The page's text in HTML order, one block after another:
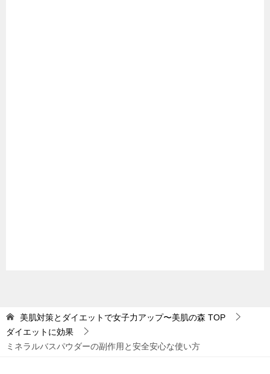
美肌対策とダイエットで女子力アップ〜美肌の森 TOP
ダイエットに効果
ミネラルバスパウダーの副作用と安全安心な使い方